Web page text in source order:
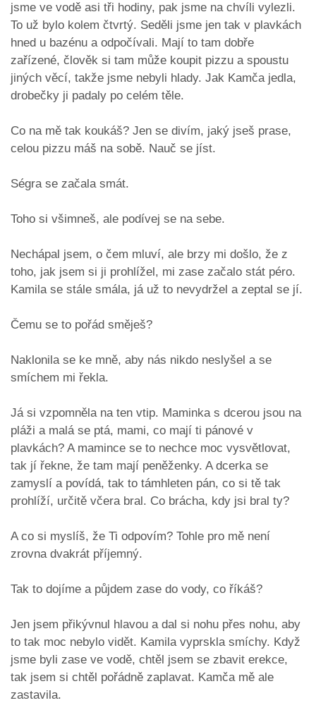
jsme ve vodě asi tři hodiny, pak jsme na chvíli vylezli.
To už bylo kolem čtvrtý. Seděli jsme jen tak v plavkách
hned u bazénu a odpočívali. Mají to tam dobře
zařízené, člověk si tam může koupit pizzu a spoustu
jiných věcí, takže jsme nebyli hlady. Jak Kamča jedla,
drobečky ji padaly po celém těle.
Co na mě tak koukáš? Jen se divím, jaký jseš prase,
celou pizzu máš na sobě. Nauč se jíst.
Ségra se začala smát.
Toho si všimneš, ale podívej se na sebe.
Nechápal jsem, o čem mluví, ale brzy mi došlo, že z
toho, jak jsem si ji prohlížel, mi zase začalo stát péro.
Kamila se stále smála, já už to nevydržel a zeptal se jí.
Čemu se to pořád směješ?
Naklonila se ke mně, aby nás nikdo neslyšel a se
smíchem mi řekla.
Já si vzpomněla na ten vtip. Maminka s dcerou jsou na
pláži a malá se ptá, mami, co mají ti pánové v
plavkách? A mamince se to nechce moc vysvětlovat,
tak jí řekne, že tam mají peněženky. A dcerka se
zamyslí a povídá, tak to támhleten pán, co si tě tak
prohlíží, určitě včera bral. Co brácha, kdy jsi bral ty?
A co si myslíš, že Ti odpovím? Tohle pro mě není
zrovna dvakrát příjemný.
Tak to dojíme a půjdem zase do vody, co říkáš?
Jen jsem přikývnul hlavou a dal si nohu přes nohu, aby
to tak moc nebylo vidět. Kamila vyprskla smíchy. Když
jsme byli zase ve vodě, chtěl jsem se zbavit erekce,
tak jsem si chtěl pořádně zaplavat. Kamča mě ale
zastavila.